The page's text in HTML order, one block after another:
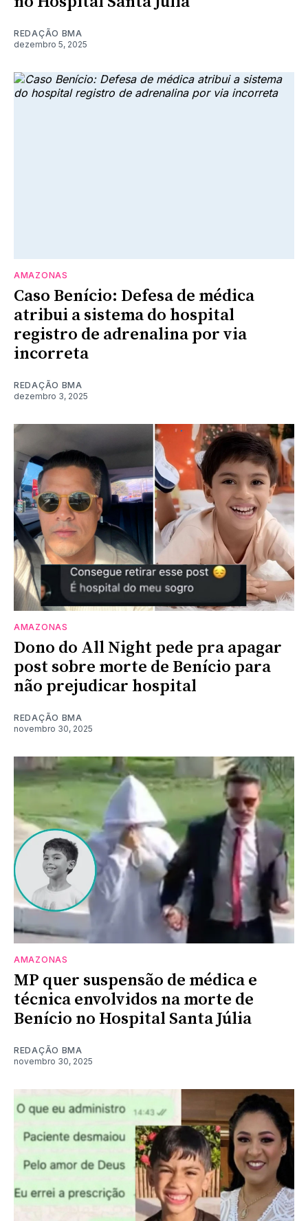
REDAÇÃO BMA
dezembro 5, 2025
AMAZONAS
Caso Benício: Defesa de médica
atribui a sistema do hospital
registro de adrenalina por via
incorreta
REDAÇÃO BMA
dezembro 3, 2025
AMAZONAS
Dono do All Night pede pra apagar
post sobre morte de Benício para
não prejudicar hospital
REDAÇÃO BMA
novembro 30, 2025
AMAZONAS
MP quer suspensão de médica e
técnica envolvidos na morte de
Benício no Hospital Santa Júlia
REDAÇÃO BMA
novembro 30, 2025